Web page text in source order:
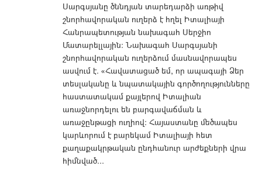
Սարգսյանը ծննդյան տարեդարձի առթիվ
շնորհավորական ուղերձ է հղել Իտալիայի
Հանրապետության նախագահ Սերջիո
Մատարելլային: Նախագահ Սարգսյանի
շնորհավորական ուղերձում մասնավորապես
ասվում է. «Հավատացած եմ, որ ապագայի Ձեր
տեսլականը և նպատակային գործողությունները
հաստատակամ քայլերով Իտալիան
առաջնորդելու են բարգավաճման և
առաջընթացի ուղիով: Հայաստանը մեծապես
կարևորում է բարեկամ Իտալիայի հետ
քաղաքակրթական ընդհանուր արժեքների վրա
հիմնված...